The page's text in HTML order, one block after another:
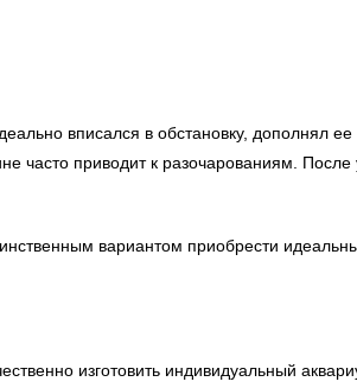
вписался в обстановку, дополнял
часто приводит к разочарованиям.
вариантом приобрести
изготовить индивидуальный